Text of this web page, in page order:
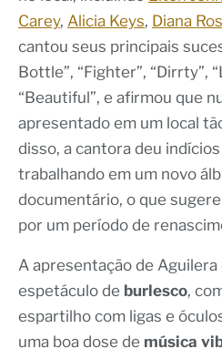
Carey, Alicia Keys, Diana
cantou seus principais
Bottle”, “Fighter”, “Dirrty”,
“Beautiful”, e afirmou que
apresentado em um local
disso, a cantora deu
trabalhando em um novo
documentário, o que
por um período de
A apresentação de
espetáculo de burlesco,
espartilho com ligas e
uma boa dose de música